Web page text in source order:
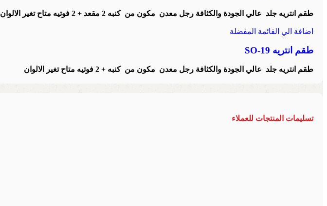
طقم انتريه جلد عالي الجودة والكثافة رجل معدن مكون من كنبه 2 مقعد + 2 فوتيه متاح تغير الالوان
اضافة الي القائمة المفضلة
طقم انتريه SO-19
طقم انتريه جلد عالي الجودة والكثافة رجل معدن مكون من كنبه + 2 فوتيه متاح تغير الالوان
تسليمات المنتجات للعملاء